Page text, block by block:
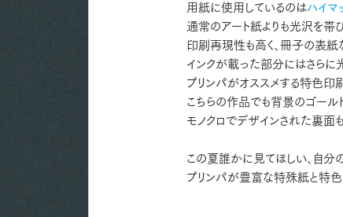
用紙に使用しているのはハイマ
通常のアート紙よりも光沢を帯
印刷再現性も高く、冊子の表紙
インクが載った部分にはさらに
プリンパがオススメする特色印
こちらの作品でも背景のゴール
モノクロでデザインされた裏面
この夏誰かに見てほしい、自分
プリンパが豊富な特殊紙と特色